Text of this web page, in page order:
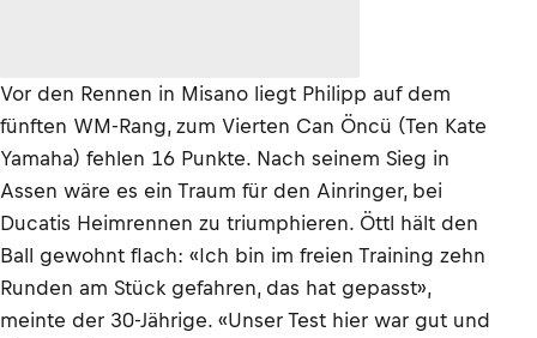
Vor den Rennen in Misano liegt Philipp auf dem
fünften WM-Rang, zum Vierten Can Öncü (Ten Kate
Yamaha) fehlen 16 Punkte. Nach seinem Sieg in
Assen wäre es ein Traum für den Ainringer, bei
Ducatis Heimrennen zu triumphieren. Öttl hält den
Ball gewohnt flach: «Ich bin im freien Training zehn
Runden am Stück gefahren, das hat gepasst»,
meinte der 30-Jährige. «Unser Test hier war gut und